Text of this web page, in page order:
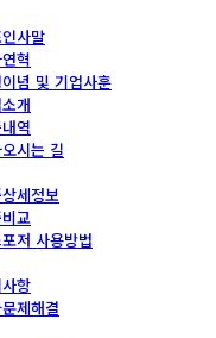
사말
혁
념 및 기업사훈
개
역
시는 길
세정보
교
저 사용방법
항
제해결